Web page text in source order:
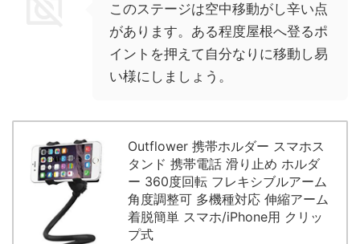
このステージは空中移動がし辛い点
があります。ある程度屋根へ登るポ
イントを押えて自分なりに移動し易
い様にしましょう。
Outflower 携帯ホルダー スマホス
タンド 携帯電話 滑り止め ホルダ
ー 360度回転 フレキシブルアーム
角度調整可 多機種対応 伸縮アーム
着脱簡単 スマホ/iPhone用 クリッ
プ式